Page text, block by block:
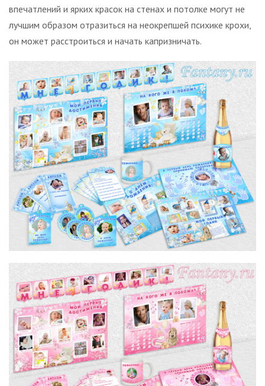
впечатлений и ярких красок на стенах и потолке могут не
лучшим образом отразиться на неокрепшей психике крохи,
он может расстроиться и начать капризничать.